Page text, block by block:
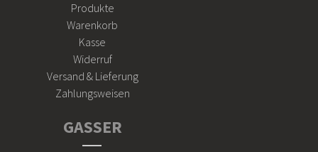
Produkte
Warenkorb
Kasse
Widerruf
Versand & Lieferung
Zahlungsweisen
GASSER